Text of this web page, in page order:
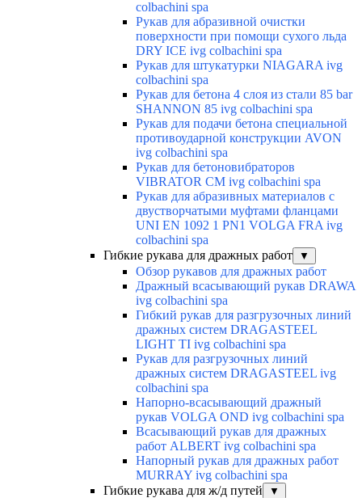
colbachini spa
Рукав для абразивной очистки
поверхности при помощи сухого льда
DRY ICE ivg colbachini spa
Рукав для штукатурки NIAGARA ivg
colbachini spa
Рукав для бетона 4 слоя из стали 85 bar
SHANNON 85 ivg colbachini spa
Рукав для подачи бетона специальной
противоударной конструкции AVON
ivg colbachini spa
Рукав для бетоновибраторов
VIBRATOR CM ivg colbachini spa
Рукав для абразивных материалов с
двустворчатыми муфтами фланцами
UNI EN 1092 1 PN1 VOLGA FRA ivg
colbachini spa
Гибкие рукава для дражных работ
▼
Обзор рукавов для дражных работ
Дражный всасывающий рукав DRAWA
ivg colbachini spa
Гибкий рукав для разгрузочных линий
дражных систем DRAGASTEEL
LIGHT TI ivg colbachini spa
Рукав для разгрузочных линий
дражных систем DRAGASTEEL ivg
colbachini spa
Напорно-всасывающий дражный
рукав VOLGA OND ivg colbachini spa
Всасывающий рукав для дражных
работ ALBERT ivg colbachini spa
Напорный рукав для дражных работ
MURRAY ivg colbachini spa
Гибкие рукава для ж/д путей
▼